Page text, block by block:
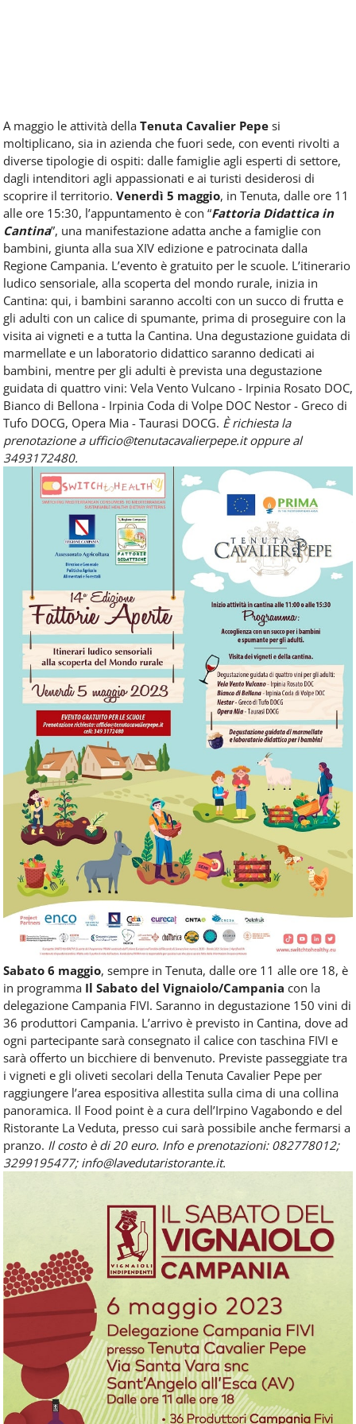
A maggio le attività della Tenuta Cavalier Pepe si
moltiplicano, sia in azienda che fuori sede, con eventi rivolti a
diverse tipologie di ospiti: dalle famiglie agli esperti di settore,
dagli intenditori agli appassionati e ai turisti desiderosi di
scoprire il territorio. Venerdì 5 maggio, in Tenuta, dalle ore 11
alle ore 15:30, l’appuntamento è con “Fattoria Didattica in
Cantina”, una manifestazione adatta anche a famiglie con
bambini, giunta alla sua XIV edizione e patrocinata dalla
Regione Campania. L’evento è gratuito per le scuole. L’itinerario
ludico sensoriale, alla scoperta del mondo rurale, inizia in
Cantina: qui, i bambini saranno accolti con un succo di frutta e
gli adulti con un calice di spumante, prima di proseguire con la
visita ai vigneti e a tutta la Cantina. Una degustazione guidata di
marmellate e un laboratorio didattico saranno dedicati ai
bambini, mentre per gli adulti è prevista una degustazione
guidata di quattro vini: Vela Vento Vulcano - Irpinia Rosato DOC,
Bianco di Bellona - Irpinia Coda di Volpe DOC Nestor - Greco di
Tufo DOCG, Opera Mia - Taurasi DOCG. È richiesta la
prenotazione a ufficio@tenutacavalierpepe.it oppure al
3493172480.
Sabato 6 maggio, sempre in Tenuta, dalle ore 11 alle ore 18, è
in programma Il Sabato del Vignaiolo/Campania con la
delegazione Campania FIVI. Saranno in degustazione 150 vini di
36 produttori Campania. L’arrivo è previsto in Cantina, dove ad
ogni partecipante sarà consegnato il calice con taschina FIVI e
sarà offerto un bicchiere di benvenuto. Previste passeggiate tra
i vigneti e gli oliveti secolari della Tenuta Cavalier Pepe per
raggiungere l’area espositiva allestita sulla cima di una collina
panoramica. Il Food point è a cura dell’Irpino Vagabondo e del
Ristorante La Veduta, presso cui sarà possibile anche fermarsi a
pranzo. Il costo è di 20 euro. Info e prenotazioni: 082778012;
3299195477; info@lavedutaristorante.it.